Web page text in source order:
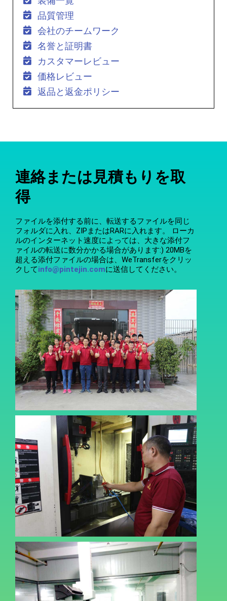
品質管理
会社のチームワーク
名誉と証明書
カスタマーレビュー
価格レビュー
返品と返金ポリシー
連絡または見積もりを取
得
ファイルを添付する前に、転送するファイルを同じ
フォルダに入れ、ZIPまたはRARに入れます。 ローカ
ルのインターネット速度によっては、大きな添付フ
ァイルの転送に数分かかる場合があります:) 20MBを
超える添付ファイルの場合は、WeTransferをクリッ
クしてinfo@pintejin.comに送信してください。